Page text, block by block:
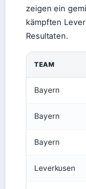
zeigen ein
kämpften
Resultaten.
TEAM
Bayern
Bayern
Bayern
Leverkusen